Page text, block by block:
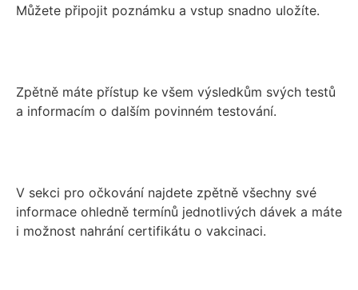
Můžete připojit poznámku a vstup snadno uložíte.
Zpětně máte přístup ke všem výsledkům svých testů
a informacím o dalším povinném testování.
V sekci pro očkování najdete zpětně všechny své
informace ohledně termínů jednotlivých dávek a máte
i možnost nahrání certifikátu o vakcinaci.